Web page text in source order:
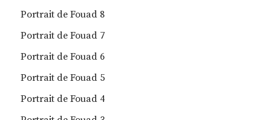
Portrait de Fouad 8
Portrait de Fouad 7
Portrait de Fouad 6
Portrait de Fouad 5
Portrait de Fouad 4